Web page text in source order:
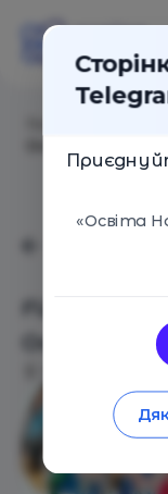
Освіта.
11
«Освіта